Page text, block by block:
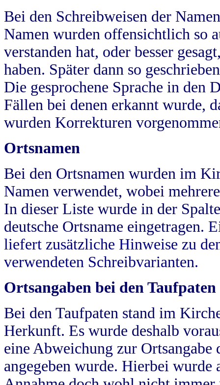
Bei den Schreibweisen der
Namen wurden offensichtlich so
verstanden hat, oder besser
haben. Später dann so
Die gesprochene Sprache in
Fällen bei denen erkannt wurde,
wurden Korrekturen
Ortsnamen
Bei den Ortsnamen wurden im
Namen verwendet, wobei
In dieser Liste wurde in der
deutsche Ortsname eingetragen.
liefert zusätzliche Hinweise zu
verwendeten Schreibvarianten.
Ortsangaben bei den Taufpaten
Bei den Taufpaten stand im
Herkunft. Es wurde deshalb
eine Abweichung zur
angegeben wurde. Hierbei wurde